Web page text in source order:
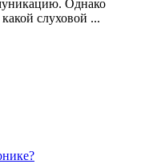
Однако
слуховой ...